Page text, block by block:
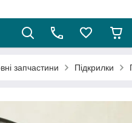
запчастини Підкрилки